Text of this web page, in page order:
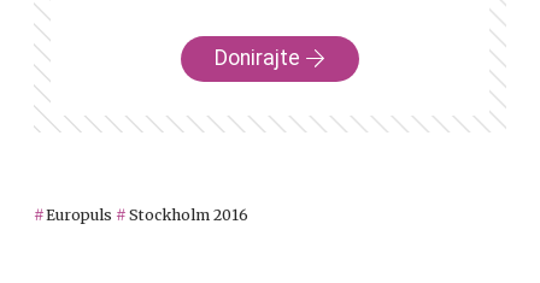
Donirajte
Europuls Stockholm 2016